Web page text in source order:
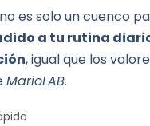
es solo un cuenco
a tu rutina
, igual que los
MarioLAB.